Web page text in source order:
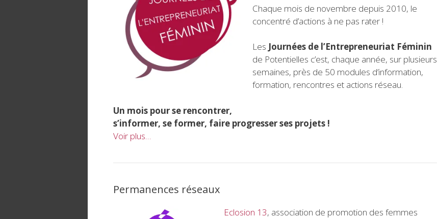
Chaque mois de novembre depuis 2010, le
concentré d’actions à ne pas rater !
Les Journées de l’Entrepreneuriat Féminin
de Potentielles c’est, chaque année, sur plusieurs
semaines, près de 50 modules d’information,
formation, rencontres et actions réseau.
Un mois pour se rencontrer,
s’informer, se former, faire progresser ses projets !
Voir plus…
Permanences réseaux
Eclosion 13, association de promotion des femmes